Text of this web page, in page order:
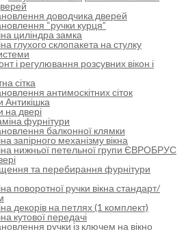
доводчика дверей
“ручки курця”
циліндра замка
глухого склопакета на стулку
і регулювання розсувних вікон і
сітка
антимоскітних сіток
Антикішка
на двері
фурнітури
балконної клямки
запірного механізму вікна
нижньої петельної групи ЄВРОБРУС
та перебирання фурнітури
поворотної ручки вікна стандарт/
декорів на петлях (1 комплект)
кутової передачі
ручки із ключем на вікно